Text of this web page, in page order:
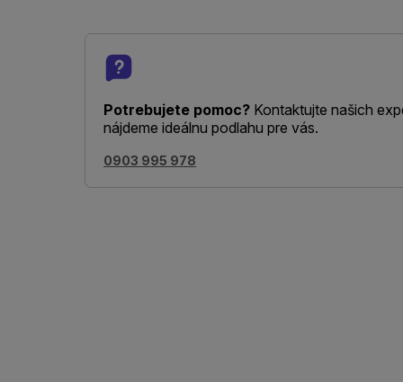
Potrebujete pomoc? Kontaktujte našich
nájdeme ideálnu podlahu pre vás.
0903 995 978